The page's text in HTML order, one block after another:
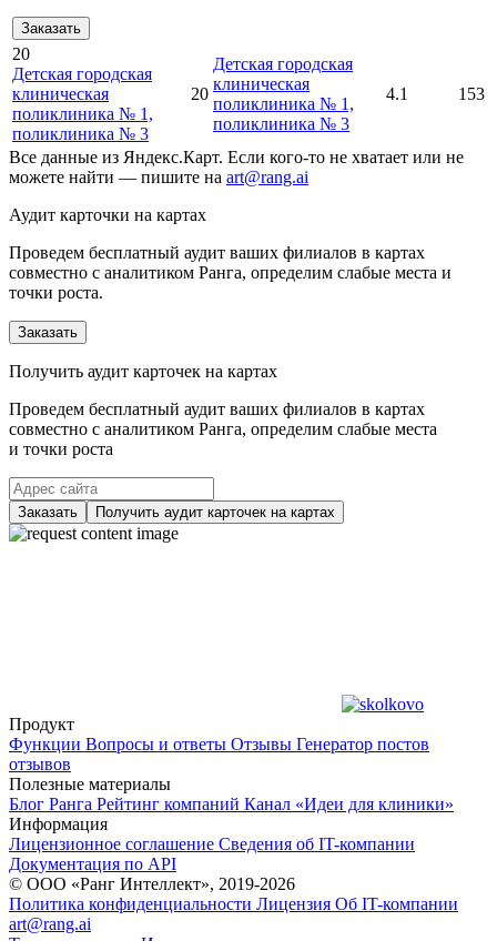
Заказать
20
Детская городская
клиническая
поликлиника № 1,
поликлиника № 3
20
Детская городская
клиническая
поликлиника № 1,
поликлиника № 3
4.1 153
Все данные из Яндекс.Карт. Если кого-то не хватает или не
можете найти — пишите на art@rang.ai
Аудит карточки на картах
Проведем бесплатный аудит ваших филиалов в картах
совместно с аналитиком Ранга, определим слабые места и
точки роста.
Заказать
Получить аудит карточек на картах
Проведем бесплатный аудит ваших филиалов в картах
совместно с аналитиком Ранга, определим слабые места
и точки роста
Заказать Получить аудит карточек на картах
Продукт
Функции Вопросы и ответы Отзывы Генератор постов
отзывов
Полезные материалы
Блог Ранга Рейтинг компаний Канал «Идеи для клиники»
Информация
Лицензионное соглашение Сведения об IT-компании
Документация по API
© ООО «Ранг Интеллект», 2019-2026
Политика конфиденциальности Лицензия Об IT-компании
art@rang.ai